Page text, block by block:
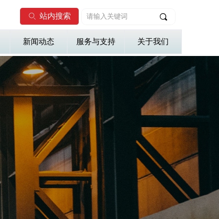
ꄙ 站内搜索 끠
新闻动态 服务与支持 关于我们